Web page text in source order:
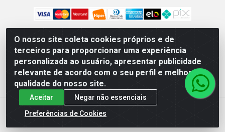
O nosso site coleta cookies próprios e de
terceiros para proporcionar uma experiência
personalizada ao usuário, apresentar publicidade
relevante de acordo com o seu perfil e melhorar a
qualidade do nosso site.
Aceitar
Negar não essenciais
Preferências de Cookies
Machado Carnes Distribuidora de Alimentos LTDA -
Logradouro: Avenida Candido Aleixo, 148 - Centro - Oeiras/PI
- CEP 64.500-000 - 31.391.008/0001-50